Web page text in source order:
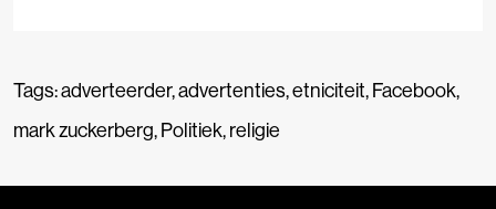
Tags:adverteerder,advertenties,etniciteit,Facebook,
mark zuckerberg,Politiek,religie